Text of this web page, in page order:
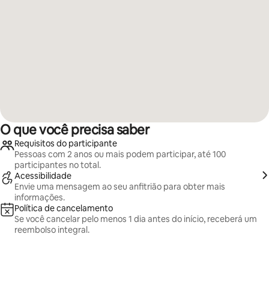
O que você precisa saber
Requisitos do participante
Pessoas com 2 anos ou mais podem participar, até 100
participantes no total.
Acessibilidade
Envie uma mensagem ao seu anfitrião para obter mais
informações.
Política de cancelamento
Se você cancelar pelo menos 1 dia antes do início, receberá um
reembolso integral.